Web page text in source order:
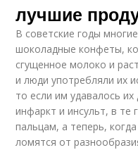
лучшие
В советские годы
шоколадные конфеты,
сгущенное молоко и
и люди употребляли их
то если им удавалось
инфаркт и инсульт, в
пальцам, а теперь,
ломятся от